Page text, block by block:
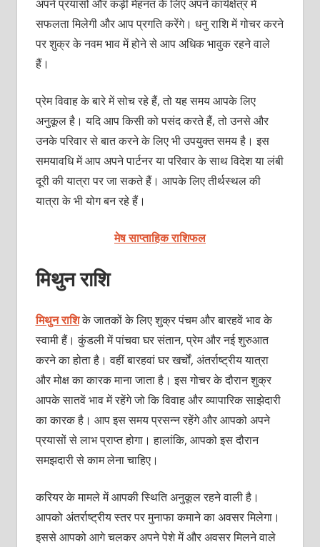
अपने प्रयासों और कड़ी मेहनत के लिए अपने कार्यक्षेत्र में
सफलता मिलेगी और आप प्रगति करेंगे। धनु राशि में गोचर करने
पर शुक्र के नवम भाव में होने से आप अधिक भावुक रहने वाले
हैं।
प्रेम विवाह के बारे में सोच रहे हैं, तो यह समय आपके लिए
अनुकूल है। यदि आप किसी को पसंद करते हैं, तो उनसे और
उनके परिवार से बात करने के लिए भी उपयुक्‍त समय है। इस
समयावधि में आप अपने पार्टनर या परिवार के साथ विदेश या लंबी
दूरी की यात्रा पर जा सकते हैं। आपके लिए तीर्थस्‍थल की
यात्रा के भी योग बन रहे हैं।
मेष साप्ताहिक राशिफल
मिथुन राशि
मिथुन राशिके जातकों के लिए शुक्र पंचम और बारहवें भाव के
स्‍वामी हैं। कुंडली में पांचवा घर संतान, प्रेम और नई शुरुआत
करने का होता है। वहीं बारहवां घर खर्चों, अंतर्राष्‍ट्रीय यात्रा
और मोक्ष का कारक माना जाता है। इस गोचर के दौरान शुक्र
आपके सातवें भाव में रहेंगे जो कि विवाह और व्‍यापारिक साझेदारी
का कारक है। आप इस समय प्रसन्‍न रहेंगे और आपको अपने
प्रयासों से लाभ प्राप्‍त होगा। हालांकि, आपको इस दौरान
समझदारी से काम लेना चाहिए।
करियर के मामले में आपकी स्थिति अनुकूल रहने वाली है।
आपको अंतर्राष्‍ट्रीय स्‍तर पर मुनाफा कमाने का अवसर मिलेगा।
इससे आपको आगे चलकर अपने पेशे में और अवसर मिलने वाले